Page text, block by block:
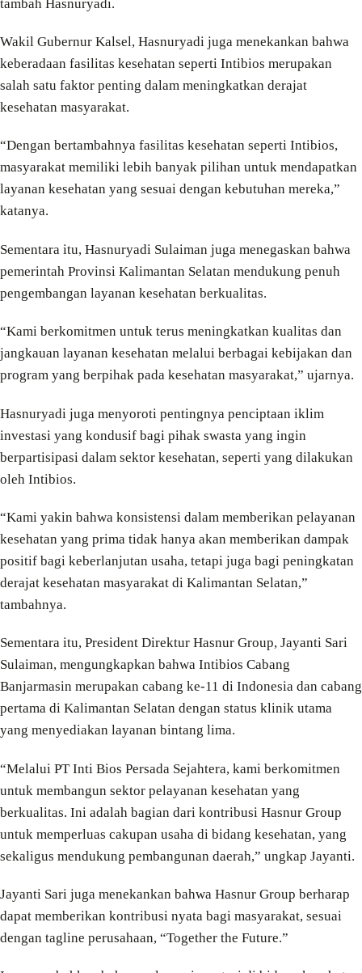
tambah Hasnuryadi.
Wakil Gubernur Kalsel, Hasnuryadi juga menekankan bahwa
keberadaan fasilitas kesehatan seperti Intibios merupakan
salah satu faktor penting dalam meningkatkan derajat
kesehatan masyarakat.
“Dengan bertambahnya fasilitas kesehatan seperti Intibios,
masyarakat memiliki lebih banyak pilihan untuk mendapatkan
layanan kesehatan yang sesuai dengan kebutuhan mereka,”
katanya.
Sementara itu, Hasnuryadi Sulaiman juga menegaskan bahwa
pemerintah Provinsi Kalimantan Selatan mendukung penuh
pengembangan layanan kesehatan berkualitas.
“Kami berkomitmen untuk terus meningkatkan kualitas dan
jangkauan layanan kesehatan melalui berbagai kebijakan dan
program yang berpihak pada kesehatan masyarakat,” ujarnya.
Hasnuryadi juga menyoroti pentingnya penciptaan iklim
investasi yang kondusif bagi pihak swasta yang ingin
berpartisipasi dalam sektor kesehatan, seperti yang dilakukan
oleh Intibios.
“Kami yakin bahwa konsistensi dalam memberikan pelayanan
kesehatan yang prima tidak hanya akan memberikan dampak
positif bagi keberlanjutan usaha, tetapi juga bagi peningkatan
derajat kesehatan masyarakat di Kalimantan Selatan,”
tambahnya.
Sementara itu, President Direktur Hasnur Group, Jayanti Sari
Sulaiman, mengungkapkan bahwa Intibios Cabang
Banjarmasin merupakan cabang ke-11 di Indonesia dan cabang
pertama di Kalimantan Selatan dengan status klinik utama
yang menyediakan layanan bintang lima.
“Melalui PT Inti Bios Persada Sejahtera, kami berkomitmen
untuk membangun sektor pelayanan kesehatan yang
berkualitas. Ini adalah bagian dari kontribusi Hasnur Group
untuk memperluas cakupan usaha di bidang kesehatan, yang
sekaligus mendukung pembangunan daerah,” ungkap Jayanti.
Jayanti Sari juga menekankan bahwa Hasnur Group berharap
dapat memberikan kontribusi nyata bagi masyarakat, sesuai
dengan tagline perusahaan, “Together the Future.”